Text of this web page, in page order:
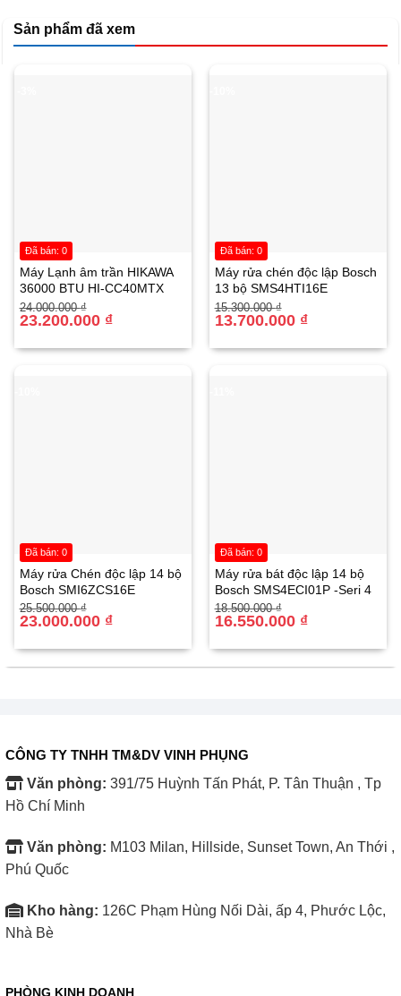
AI Sound Pro mang đến âm thanh rõ nét và sống động
với từng loại nội dung khác nhau
2, Screen Share để tận hưởng nội dung được trọn vẹn
hơn mà không bị giới hạn về kích thước màn hình, thỏa
sức tận hưởng các chương trình yêu thích cùng người
Sản phẩm đã xem
Máy Lạnh âm trần HIKAWA
36000 BTU HI-CC40MTX
24.000.000₫
Giá
gốc
23.200.000 ₫
Giá
hiện
23.200.000 ₫.
Đã bán: 0
Máy rửa chén độc lập Bosch
13 bộ SMS4HTI16E
15.300.000₫
Giá
gốc
13.700.000 ₫
Giá
hiện
13.700.000 ₫.
Đã bán: 0
Máy rửa Chén độc lập 14 bộ
Bosch SMI6ZCS16E
25.500.000₫
Giá
gốc
23.000.000 ₫
Giá
hiện
23.000.000 ₫.
Đã bán: 0
Máy rửa bát độc lập 14 bộ
Bosch SMS4ECI01P -Seri 4
18.500.000₫
Giá
gốc
16.550.000 ₫
Giá
hiện
16.550.000 ₫.
Đã bán: 0
CÔNG TY TNHH TM&DV VINH PHỤNG
Văn phòng: 391/75 Huỳnh Tấn Phát, P. Tân Thuận , Tp
Hồ Chí Minh
Văn phòng: M103 Milan, Hillside, Sunset Town, An Thới ,
Phú Quốc
Kho hàng: 126C Phạm Hùng Nối Dài, ấp 4, Phước Lộc,
Nhà Bè
PHÒNG KINH DOANH